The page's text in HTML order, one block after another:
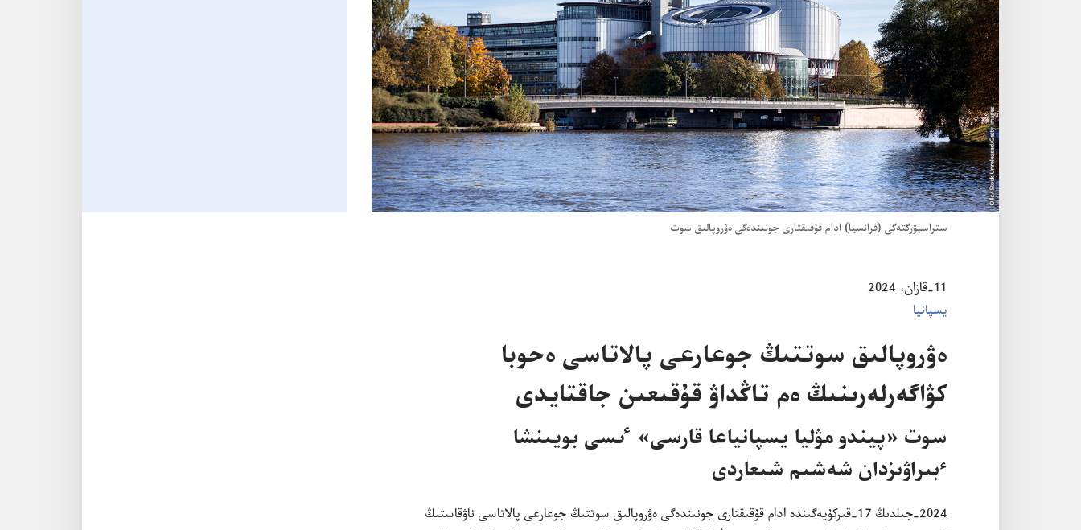
ستراسبۋرگتە‌گى (‏فرانسيا)‏ ادام قۇ‌قىقتارى جونىندە‌گى ە‌ۋروپالىق سوت
11-‏قازان،‏ 2024
يسپانيا
ە‌ۋروپالىق سوتتىڭ جوعارعى پالاتاسى ە‌حوبا
كۋاگە‌رلە‌رىنىڭ ە‌م تاڭداۋ قۇ‌قىعىن جاقتايدى
سوت «پيندو مۋليا يسپانياعا قارسى» ٸسى بويىنشا
ٴ‌بىراۋىزدان شە‌شىم شىعاردى
2024-‏جىلدىڭ 17-‏قىركۇ‌يە‌گىندە ادام قۇ‌قىقتارى جونىندە‌گى ە‌ۋروپالىق سوتتىڭ جوعارعى پالاتاسى ناۋقاستىڭ